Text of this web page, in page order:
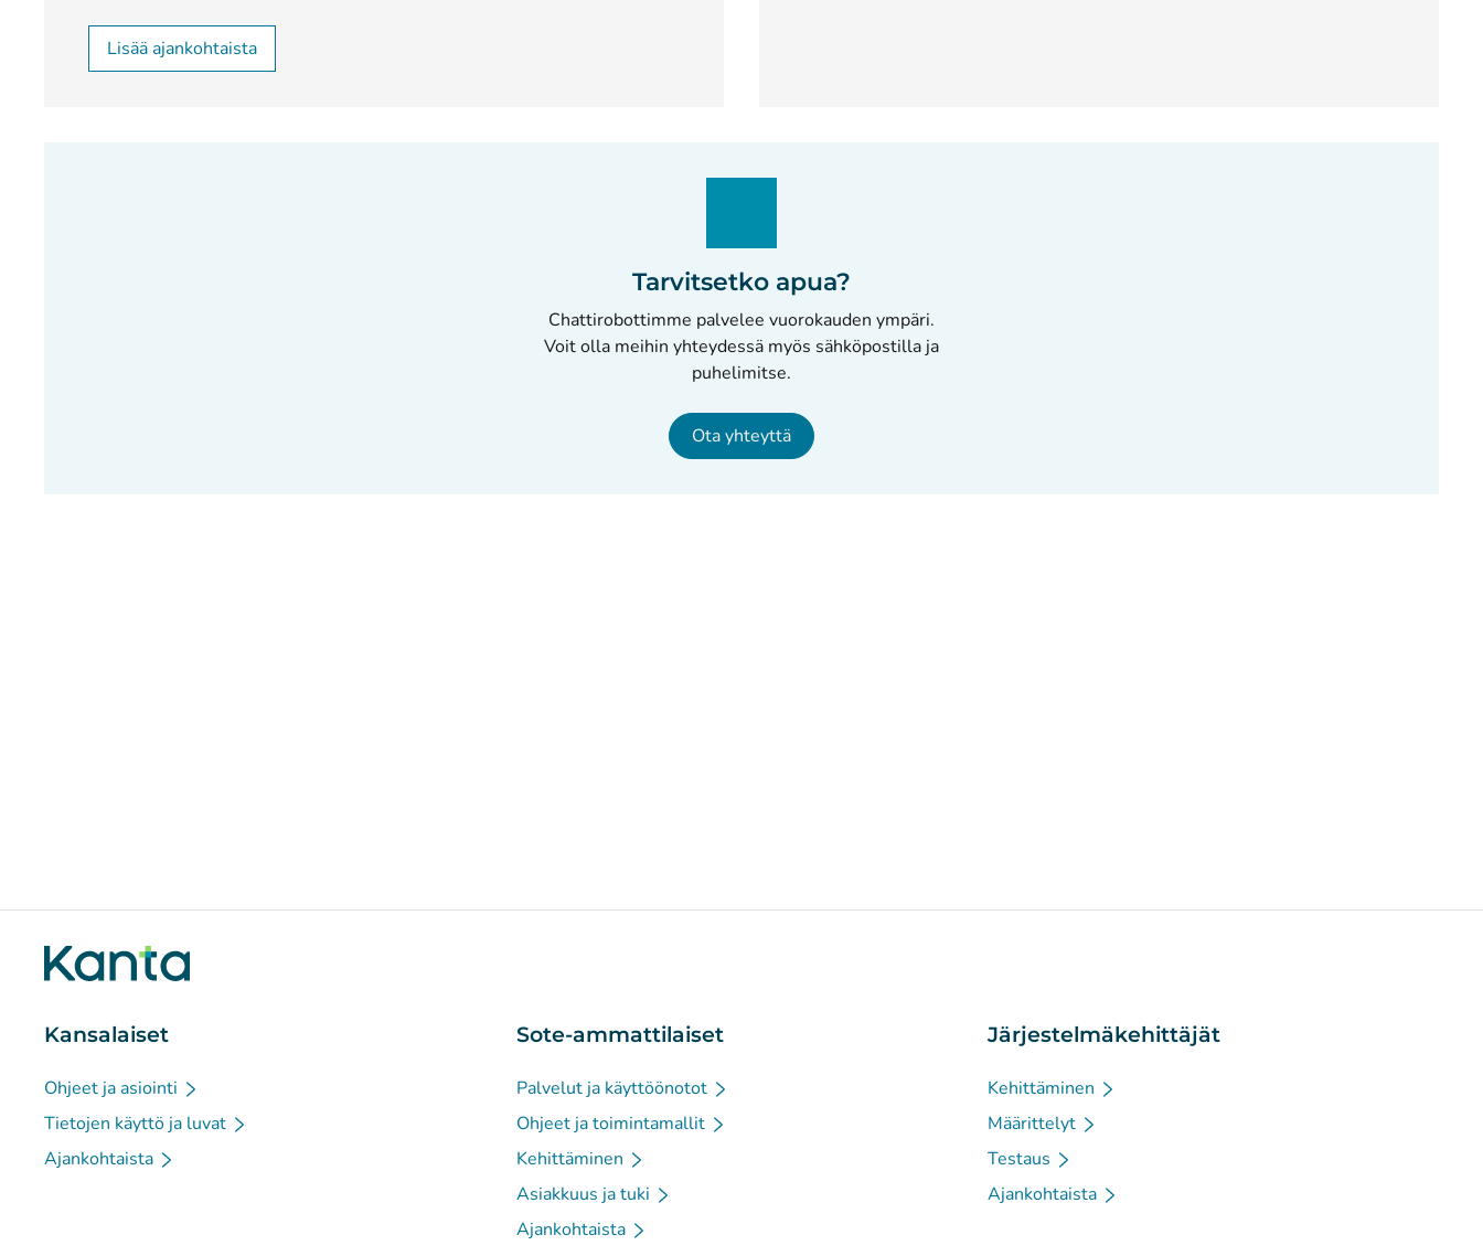
Lisää ajankohtaista
Tarvitsetko apua?
Chattirobottimme palvelee vuorokauden ympäri.
Voit olla meihin yhteydessä myös sähköpostilla ja
puhelimitse.
Ota yhteyttä
Kansalaiset
Ohjeet ja asiointi
Tietojen käyttö ja luvat
Ajankohtaista
Sote-ammattilaiset
Palvelut ja käyttöönotot
Ohjeet ja toimintamallit
Kehittäminen
Asiakkuus ja tuki
Ajankohtaista
Järjestelmäkehittäjät
Kehittäminen
Määrittelyt
Testaus
Ajankohtaista